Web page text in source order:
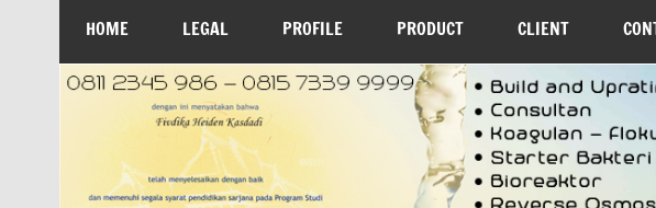
HOME LEGAL PROFILE PRODUCT CLIENT